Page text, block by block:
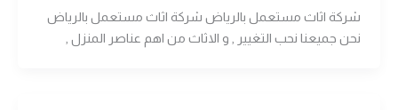
شركة اثاث مستعمل بالرياض شركة اثاث مستعمل بالرياض
نحن جميعنا نحب التغيير , و الاثاث من اهم عناصر المنزل ,